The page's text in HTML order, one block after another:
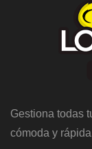
Gestiona todas
cómoda y